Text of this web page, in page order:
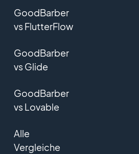
GoodBarber
vs FlutterFlow
GoodBarber
vs Glide
GoodBarber
vs Lovable
Alle
Vergleiche